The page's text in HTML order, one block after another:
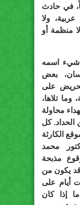
في حادث
ولا
منظمة أو
شيء اسمه
بعض
على
وما تلاها،
محاولة
الحداد. كل
الكارثة
محمد
مذبحة
يكون من
أيام على
إذا كان